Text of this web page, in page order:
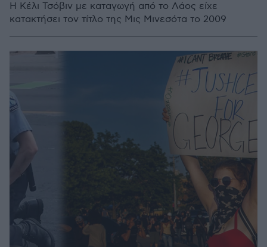
Η Κέλι Τσόβιν με καταγωγή από το Λάος είχε
κατακτήσει τον τίτλο της Μις Μινεσότα το 2009